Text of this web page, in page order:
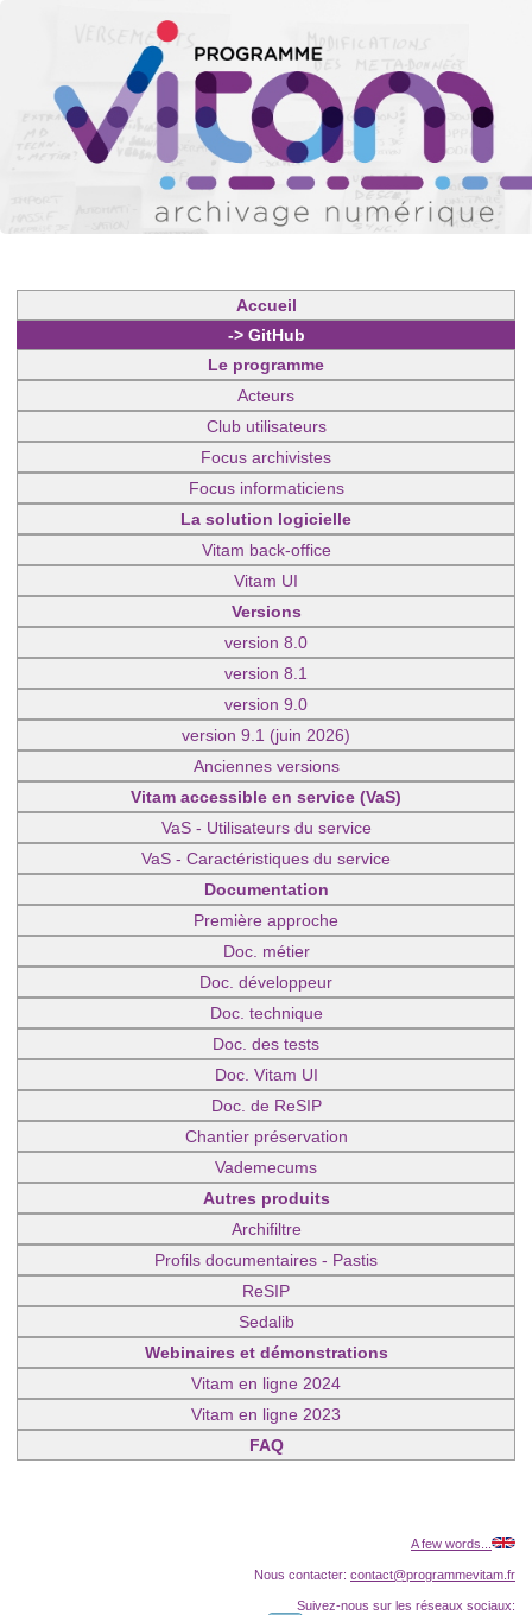
Accueil
-> GitHub
Le programme
Acteurs
Club utilisateurs
Focus archivistes
Focus informaticiens
La solution logicielle
Vitam back-office
Vitam UI
Versions
version 8.0
version 8.1
version 9.0
version 9.1 (juin 2026)
Anciennes versions
Vitam accessible en service (VaS)
VaS - Utilisateurs du service
VaS - Caractéristiques du service
Documentation
Première approche
Doc. métier
Doc. développeur
Doc. technique
Doc. des tests
Doc. Vitam UI
Doc. de ReSIP
Chantier préservation
Vademecums
Autres produits
Archifiltre
Profils documentaires - Pastis
ReSIP
Sedalib
Webinaires et démonstrations
Vitam en ligne 2024
Vitam en ligne 2023
FAQ
A few words...
Nous contacter: contact@programmevitam.fr
Suivez-nous sur les réseaux sociaux: